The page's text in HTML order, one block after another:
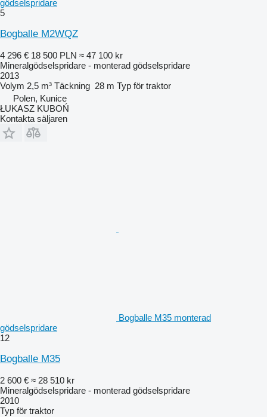
gödselspridare
5
Bogballe M2WQZ
4 296 € 18 500 PLN ≈ 47 100 kr
Mineralgödselspridare - monterad gödselspridare
2013
Volym 2,5 m³ Täckning 28 m Typ för traktor
Polen, Kunice
ŁUKASZ KUBOŃ
Kontakta säljaren
Bogballe M35 monterad
gödselspridare
12
Bogballe M35
2 600 € ≈ 28 510 kr
Mineralgödselspridare - monterad gödselspridare
2010
Typ för traktor